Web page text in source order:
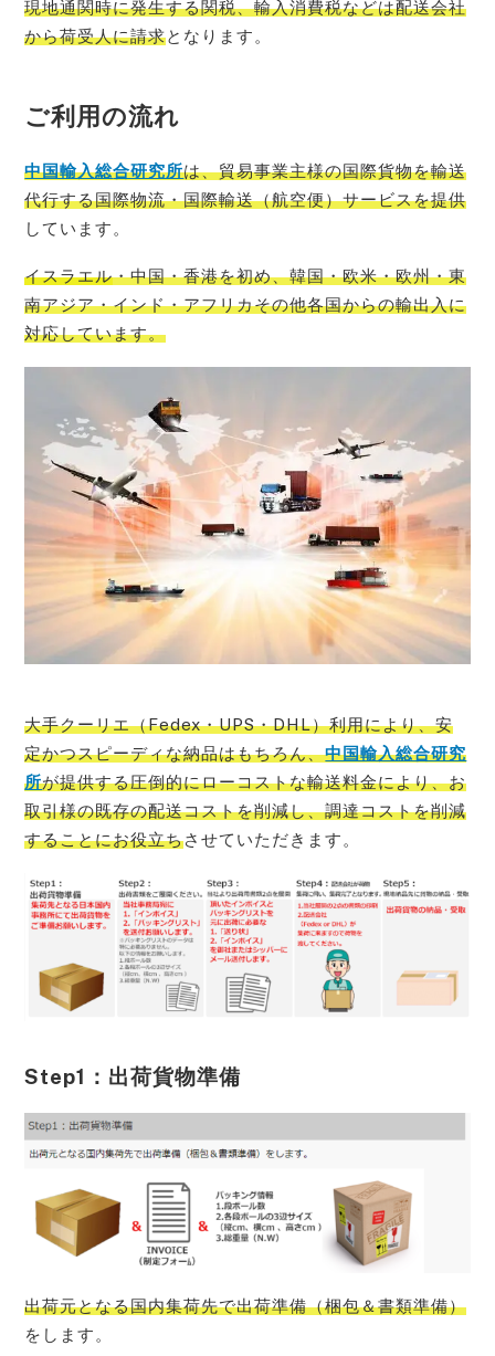
現地通関時に発生する関税、輸入消費税などは配送会社
から荷受人に請求となります。
ご利用の流れ
中国輸入総合研究所は、貿易事業主様の国際貨物を輸送
代行する国際物流・国際輸送（航空便）サービスを提供
しています。
イスラエル・中国・香港を初め、韓国・欧米・欧州・東
南アジア・インド・アフリカその他各国からの輸出入に
対応しています。
大手クーリエ（Fedex・UPS・DHL）利用により、安
定かつスピーディな納品はもちろん、中国輸入総合研究
所が提供する圧倒的にローコストな輸送料金により、お
取引様の既存の配送コストを削減し、調達コストを削減
することにお役立ちさせていただきます。
Step1：出荷貨物準備
出荷元となる国内集荷先で出荷準備（梱包＆書類準備）
をします。